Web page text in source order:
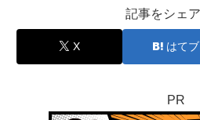
記事をシェ
X はてブ
PR